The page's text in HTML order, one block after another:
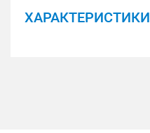
ХАРАКТЕРИСТИКИ